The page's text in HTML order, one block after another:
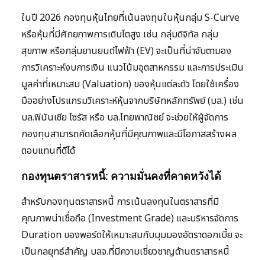
ในปี 2026 กองทุนหุ้นไทยที่เน้นลงทุนในหุ้นกลุ่ม S-Curve
หรือหุ้นที่มีศักยภาพการเติบโตสูง เช่น กลุ่มดิจิทัล กลุ่ม
สุขภาพ หรือกลุ่มยานยนต์ไฟฟ้า (EV) จะเป็นที่น่าจับตามอง
การวิเคราะห์งบการเงิน แนวโน้มอุตสาหกรรม และการประเมิน
มูลค่าที่เหมาะสม (Valuation) ของหุ้นแต่ละตัว โดยใช้เครื่อง
มืออย่างโปรแกรมวิเคราะห์หุ้นจากบริษัทหลักทรัพย์ (บล.) เช่น
บล.ฟินันเซีย ไซรัส หรือ บล.ไทยพาณิชย์ จะช่วยให้ผู้จัดการ
กองทุนสามารถคัดเลือกหุ้นที่มีคุณภาพและมีโอกาสสร้างผล
ตอบแทนที่ดีได้
กองทุนตราสารหนี้: ความมั่นคงที่คาดหวังได้
สำหรับกองทุนตราสารหนี้ การเน้นลงทุนในตราสารที่มี
คุณภาพน่าเชื่อถือ (Investment Grade) และบริหารจัดการ
Duration ของพอร์ตให้เหมาะสมกับมุมมองอัตราดอกเบี้ย จะ
เป็นกลยุทธ์สำคัญ บลจ.ที่มีความเชี่ยวชาญด้านตราสารหนี้